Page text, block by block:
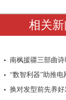
相关新
南枫援疆三部曲
“数智利器”助推
换对发型前先养